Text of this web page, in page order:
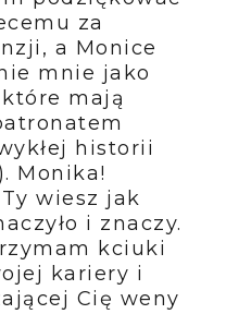
za
a Monice
mnie jako
mają
historii
Monika!
wiesz jak
i znaczy.
kciuki
kariery i
Cię weny